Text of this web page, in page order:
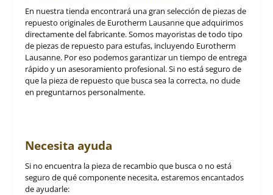
En nuestra tienda encontrará una gran selección de piezas de
repuesto originales de Eurotherm Lausanne que adquirimos
directamente del fabricante. Somos mayoristas de todo tipo
de piezas de repuesto para estufas, incluyendo Eurotherm
Lausanne. Por eso podemos garantizar un tiempo de entrega
rápido y un asesoramiento profesional. Si no está seguro de
que la pieza de repuesto que busca sea la correcta, no dude
en preguntarnos personalmente.
Necesita ayuda
Si no encuentra la pieza de recambio que busca o no está
seguro de qué componente necesita, estaremos encantados
de ayudarle: